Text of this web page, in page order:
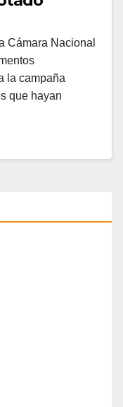
Cámara Nacional
la campaña
que hayan